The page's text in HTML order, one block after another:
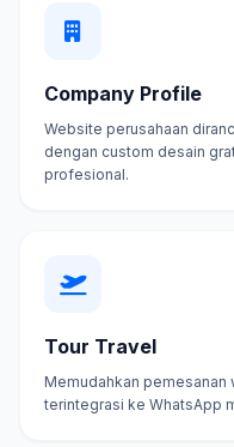
Company Profile
Website perusahaan
dengan custom desain
profesional.
Tour Travel
Memudahkan pemesanan
terintegrasi ke WhatsApp